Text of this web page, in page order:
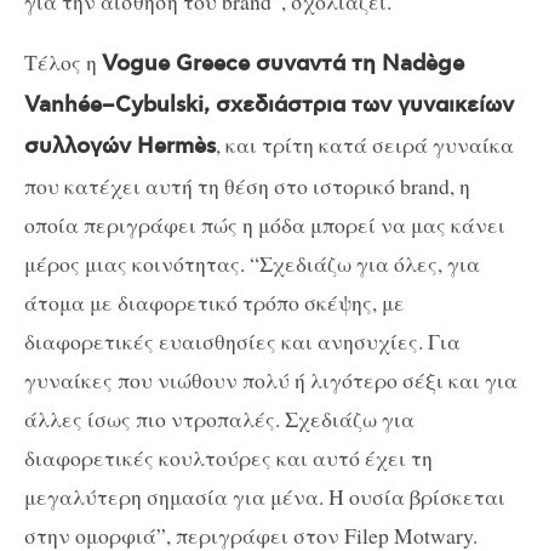
Τέλος η Vogue Greece συναντά τη Nadège
Vanhée–Cybulski, σχεδιάστρια των γυναικείων
συλλογών Hermès, και τρίτη κατά σειρά γυναίκα
που κατέχει αυτή τη θέση στο ιστορικόbrand, η
οποία περιγράφει πώς η μόδα μπορεί να μας κάνει
μέρος μιας κοινότητας. “Σχεδιάζω για όλες, για
άτομα με διαφορετικό τρόπο σκέψης, με
διαφορετικές ευαισθησίες και ανησυχίες. Για
γυναίκες που νιώθουν πολύ ή λιγότερο σέξι και για
άλλες ίσως πιο ντροπαλές. Σχεδιάζω για
διαφορετικές κουλτούρες και αυτό έχει τη
μεγαλύτερη σημασία για μένα. Η ουσία βρίσκεται
στην ομορφιά”, περιγράφει στον Filep Motwary.